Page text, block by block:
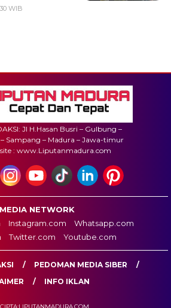
WIB
Jl H.Hasan Busri – Gulbung –
Sampang – Madura – Jawa-timur
: www.Liputanmadura.com
MEDIA NETWORK
Instagram.com
Whatsapp.com
Twitter.com Youtube.com
PEDOMAN MEDIA SIBER
INFO IKLAN